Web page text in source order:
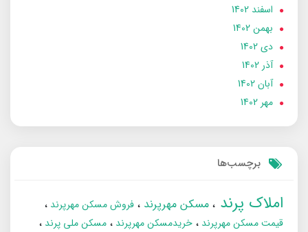
اسفند 1402
بهمن 1402
دی 1402
آذر 1402
آبان 1402
مهر 1402
برچسب‌ها
املاک پرند مسکن مهرپرند
فروش مسکن مهرپرند
قیمت مسکن مهرپرند
خریدمسکن مهرپرند
مسکن ملی پرند